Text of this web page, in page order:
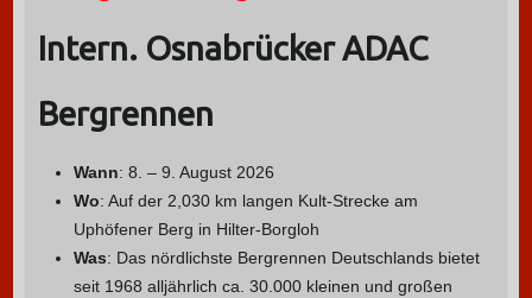
Intern. Osnabrücker ADAC
Bergrennen
Wann: 8. – 9. August 2026
Wo: Auf der 2,030 km langen Kult-Strecke am
Uphöfener Berg in Hilter-Borgloh
Was: Das nördlichste Bergrennen Deutschlands bietet
seit 1968 alljährlich ca. 30.000 kleinen und großen